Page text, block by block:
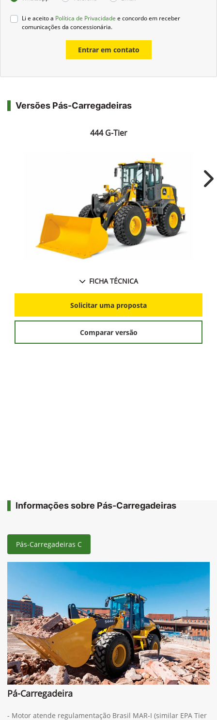
Li e aceito a Política de Privacidade e concordo em receber
comunicações da concessionária.
Entrar em contato
Versões Pás-Carregadeiras
444 G-Tier
FICHA TÉCNICA
Solicitar uma proposta
Comparar versão
Informações sobre Pás-Carregadeiras
Pás-Carregadeiras C
Pá-Carregadeira
- Motor atende regulamentação Brasil MAR-I (similar EPA Tier